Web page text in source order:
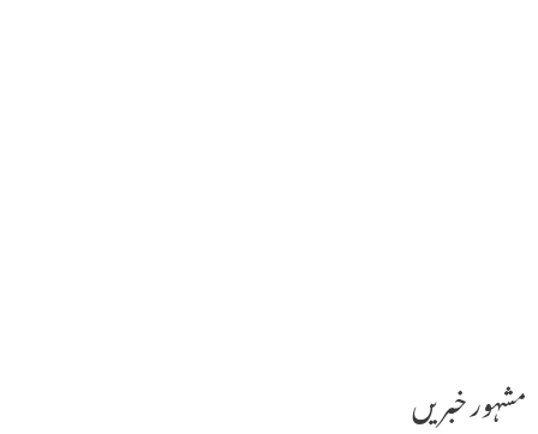
مشہور خبریں